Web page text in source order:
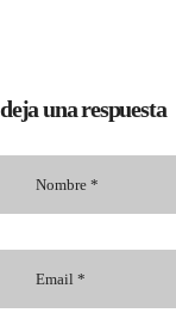
deja una respuesta